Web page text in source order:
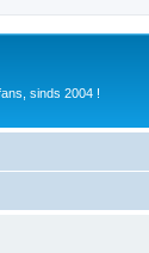
sinds 2004 !